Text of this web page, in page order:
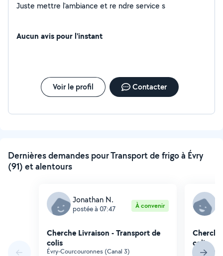
Juste mettre l'ambiance et re ndre service s
Aucun avis pour l'instant
Voir le profil Contacter
Dernières demandes pour Transport de frigo à Évry
(91) et alentours
Jonathan N.
postée à 07:47 À convenir
Cherche Livraison - Transport de
colis
Évry-Courcouronnes (Canal 3)
colis
Évry-